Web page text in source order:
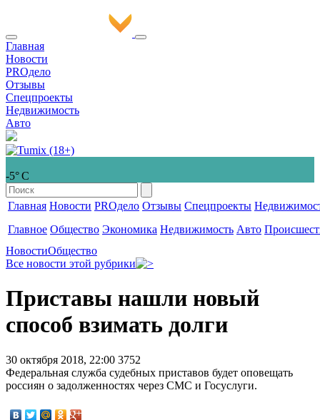
Главная
Новости
PROдело
Отзывы
Спецпроекты
Недвижимость
Авто
-5° С
Главная Новости PROдело Отзывы Спецпроекты
Главное Общество Экономика Недвижимость Авто
НовостиОбщество
Все новости этой рубрики
Приставы нашли новый
способ взимать долги
30 октября 2018, 22:00 3752
Федеральная служба судебных приставов будет оповещать
россиян о задолженностях через СМС и Госуслуги.